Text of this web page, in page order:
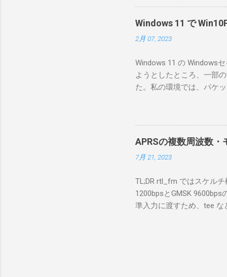
で、ハ
RS-
が持っ
が少な
にある
を行う
私の理
ている
る。
をUDP
信する
50003
BA1
Windows 11 で
2月 07, 2023
Windows 11 の Windows
ようとしたところ、一部
た。私の環境では、パケ
ンストールできなかった
ては pnputil というコマン
す。 Windows terminal
なファイルに、現在イン
上記のファイルから
バイダー名: Win10Pcap
08002be10318} ドライバ
Hardware Compatibility
APRSの複数周波数・
7月 21, 2023
TL;DR rtl_fm ではスケル
1200bpsとGMSK
準入力に渡すため、tee
f 431.04M -p 36 -s